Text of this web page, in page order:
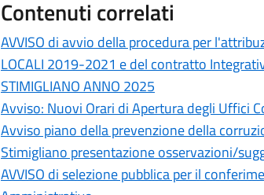
Contenuti correlati
AVVISO di avvio della procedura per
LOCALI 2019-2021 e del contratto
STIMIGLIANO ANNO 2025
Avviso: Nuovi Orari di Apertura degli Uffici
Avviso piano della prevenzione della
Stimigliano presentazione osservazioni/
AVVISO di selezione pubblica per il